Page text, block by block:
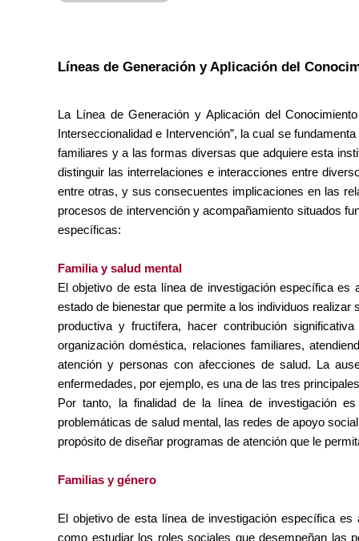
Líneas de Generación y Aplicación del
La Línea de Generación y Aplicación del
Interseccionalidad e Intervención”, la cual se
familiares y a las formas diversas que adquiere esta
distinguir las interrelaciones e interacciones entre
entre otras, y sus consecuentes implicaciones en las
procesos de intervención y acompañamiento situados
específicas:
Familia y salud mental
El objetivo de esta línea de investigación específica
estado de bienestar que permite a los individuos
productiva y fructífera, hacer contribución
organización doméstica, relaciones familiares,
atención y personas con afecciones de salud. La
enfermedades, por ejemplo, es una de las tres
Por tanto, la finalidad de la línea de investigación
problemáticas de salud mental, las redes de apoyo
propósito de diseñar programas de atención que le
Familias y género
El objetivo de esta línea de investigación específica
como estudiar los roles sociales que desempeñan las